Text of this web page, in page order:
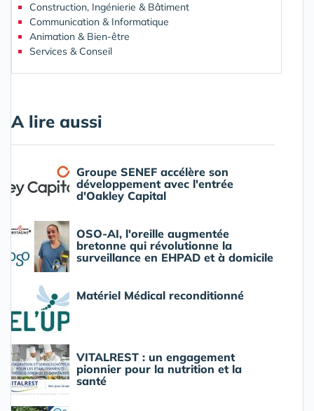
Construction, Ingénierie & Bâtiment
Communication & Informatique
Animation & Bien-être
Services & Conseil
A lire aussi
Groupe SENEF accélère son
développement avec l'entrée
d'Oakley Capital
OSO-AI, l'oreille augmentée
bretonne qui révolutionne la
surveillance en EHPAD et à domicile
Matériel Médical reconditionné
VITALREST : un engagement
pionnier pour la nutrition et la
santé